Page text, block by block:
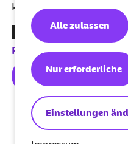
Einstellungen
Nur erforderliche
Alle zulassen
kostenfrei nutzen.
Gut geschützt:
Wir
Reiseschutzimpfungen
Alle Vorteile entdecken